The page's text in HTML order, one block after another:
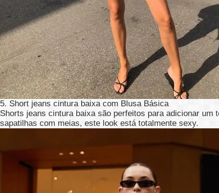
5. Short jeans cintura baixa com Blusa Básica
Shorts jeans cintura baixa são perfeitos para adicionar
sapatilhas com meias, este look está totalmente sexy.